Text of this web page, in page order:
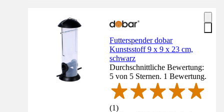
Futterspender dobar
Kunstsstoff 9 x 9 x 23 cm,
schwarz
Durchschnittliche Bewertung:
5 von 5 Sternen. 1 Bewertung.
(1)